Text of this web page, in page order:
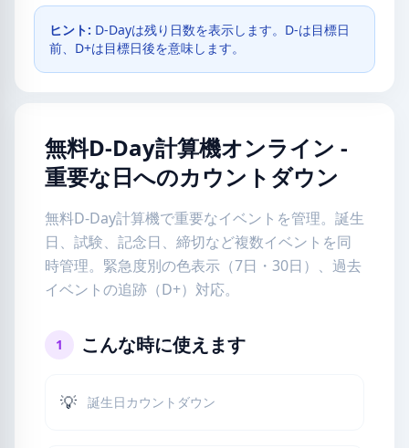
ヒント: D-Dayは残り日数を表示します。D-は目標日
前、D+は目標日後を意味します。
無料D-Day計算機オンライン -
重要な日へのカウントダウン
無料D-Day計算機で重要なイベントを管理。誕生
日、試験、記念日、締切など複数イベントを同
時管理。緊急度別の色表示（7日・30日）、過去
イベントの追跡（D+）対応。
1 こんな時に使えます
💡 誕生日カウントダウン